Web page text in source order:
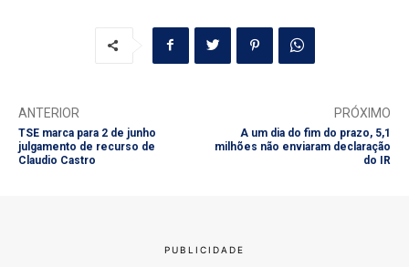
ANTERIOR
TSE marca para 2 de junho
julgamento de recurso de
Claudio Castro
PRÓXIMO
A um dia do fim do prazo, 5,1
milhões não enviaram declaração
do IR